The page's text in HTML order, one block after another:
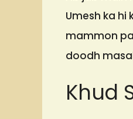
Umesh ka
mammon
doodh
Khud